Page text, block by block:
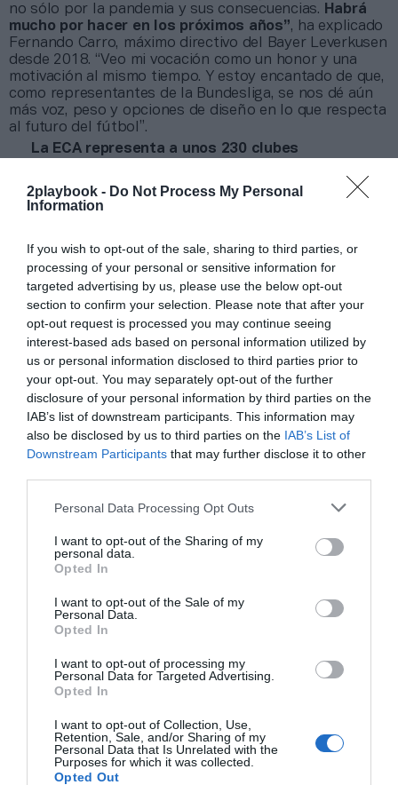
2playbook - Do Not Process My Personal
Information
If you wish to opt-out of the sale, sharing to third parties, or
processing of your personal or sensitive information for
targeted advertising by us, please use the below opt-out
section to confirm your selection. Please note that after your
opt-out request is processed you may continue seeing
interest-based ads based on personal information utilized by
us or personal information disclosed to third parties prior to
your opt-out. You may separately opt-out of the further
disclosure of your personal information by third parties on the
IAB’s list of downstream participants. This information may
also be disclosed by us to third parties on the IAB’s List of
Downstream Participants that may further disclose it to other
Personal Data Processing Opt Outs
I want to opt-out of the Sharing of my
personal data.
Opted In
I want to opt-out of the Sale of my
Personal Data.
Opted In
I want to opt-out of processing my
Personal Data for Targeted Advertising.
Opted In
I want to opt-out of Collection, Use,
Retention, Sale, and/or Sharing of my
Personal Data that Is Unrelated with the
Purposes for which it was collected.
Opted Out
ECA
Bayer 04 Leverkusen
no sólo por la pandemia y sus consecuencias. Habrá
mucho por hacer en los próximos años”, ha explicado
Fernando Carro, máximo directivo del Bayer Leverkusen
desde 2018. “Veo mi vocación como un honor y una
motivación al mismo tiempo. Y estoy encantado de que,
como representantes de la Bundesliga, se nos dé aún
más voz, peso y opciones de diseño en lo que respecta
al futuro del fútbol”.
La ECA representa a unos 230 clubes
organización, especialmente frente a la Uefa,
principales competiciones europeas de clubes.
Añadir2Playbookcomo fuente preferida de Google
de forma gratuita
Mantente informado con las últimas noticias de actualidad.
ACTIVAR AHORA
Compartir
Publicidad
2Playbook Club2P